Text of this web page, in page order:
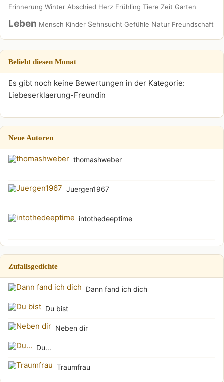
Erinnerung Winter Abschied Herz Frühling Tiere Zeit Garten
Leben Mensch Kinder Sehnsucht Gefühle Natur Freundschaft
Beliebt diesen Monat
Es gibt noch keine Bewertungen in der Kategorie:
Liebeserklaerung-Freundin
Neue Autoren
thomashweber
Juergen1967
intothedeeptime
Zufallsgedichte
Dann fand ich dich
Du bist
Neben dir
Du...
Traumfrau